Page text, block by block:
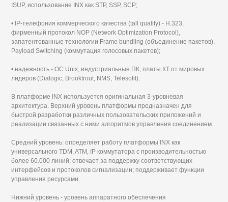
ISUP, использование INX как STP, SSP, SCP;
• IP-телефония коммерческого качества (tall quality) - Н.323,
фирменный протокол NOP (Network Optimization Protocol),
запатентованные технологии Frame bundling (объединение пакетов),
Payload Switching (коммутация голосовых пакетов);
• надежность - ОС Unix, индустриальные ПК, платы КТ от мировых
лидеров (Dialogic, Brooktrout, NMS, Telesofit).
В платформе INX используется оригинальная 3-уровневая
архитектура. Верхний уровень платформы предназначен для
быстрой разработки различных пользовательских приложений и
реализации связанных с ними алгоритмов управления соединением.
Средний уровень: определяет работу платформы INX как
универсального TDM, ATM, IP коммутатора с производительностью
более 60.000 линий; отвечает за поддержку соответствующих
интерфейсов и протоколов сигнализации; поддерживает функции
управления ресурсами.
Нижний уровень - уровень аппаратного обеспечения